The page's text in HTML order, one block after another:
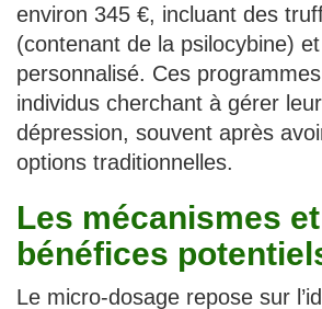
environ 345 €, incluant des
(contenant de la psilocybine)
personnalisé. Ces
individus cherchant à gérer
dépression, souvent après
options traditionnelles.
Les mécanismes
bénéfices
Le micro-dosage repose sur